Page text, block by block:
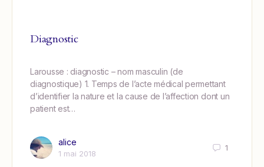
Diagnostic
Larousse : diagnostic – nom masculin (de
diagnostique) 1. Temps de l’acte médical permettant
d’identifier la nature et la cause de l’affection dont un
patient est…
alice
1 mai 2018
1